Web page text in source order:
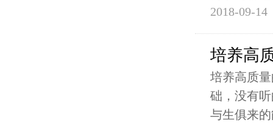
2018-09-14
培养高
培养高质
础，没有
与生俱来